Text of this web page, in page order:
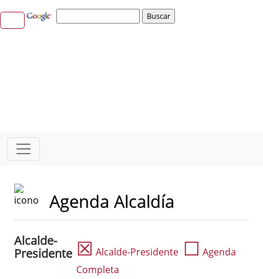
Agenda Alcaldía
Alcalde-
Presidente ☒ Alcalde-Presidente ☐ Agenda
Completa